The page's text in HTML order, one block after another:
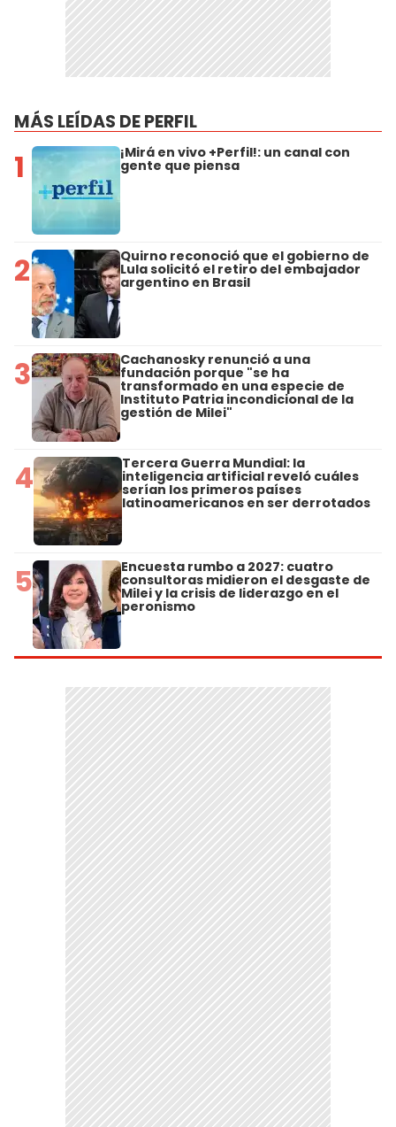
MÁS LEÍDAS DE PERFIL
1 ¡Mirá en vivo +Perfil!: un canal con
gente que piensa
2 Quirno reconoció que el gobierno de
Lula solicitó el retiro del embajador
argentino en Brasil
3 Cachanosky renunció a una
fundación porque "se ha
transformado en una especie de
Instituto Patria incondicional de la
gestión de Milei"
4 Tercera Guerra Mundial: la
inteligencia artificial reveló cuáles
serían los primeros países
latinoamericanos en ser derrotados
5 Encuesta rumbo a 2027: cuatro
consultoras midieron el desgaste de
Milei y la crisis de liderazgo en el
peronismo